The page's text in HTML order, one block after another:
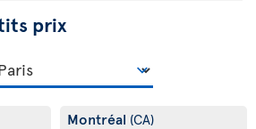
prix
Montréal (CA)